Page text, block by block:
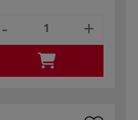
- +